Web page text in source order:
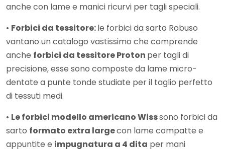
anche con lame e manici ricurvi per tagli speciali.
• Forbici da tessitore:le forbici da sarto Robuso
vantano un catalogo vastissimo che comprende
anche forbici da tessitore Proton per tagli di
precisione, esse sono composte da lame micro-
dentate a punte tonde studiate per il taglio perfetto
di tessuti medi.
• Le forbici modello americano Wisssono forbici da
sarto formato extra largecon lame compatte e
appuntite e impugnatura a 4 dita per mani